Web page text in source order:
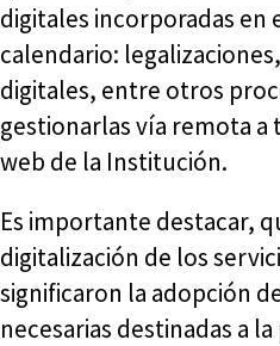
digitales incorporadas en
calendario:
digitales, entre otros
gestionarlas vía remota a
web de la Institución.
Es importante destacar,
digitalización de los
significaron la adopción
necesarias destinadas a